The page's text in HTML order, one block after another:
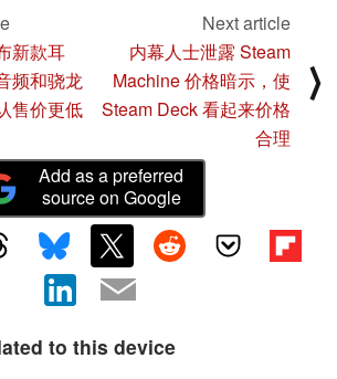
新款耳
频和骁龙
售价更低
Next article
内幕人士泄露 Steam
Machine 价格暗示，使
Steam Deck 看起来价格
合理
⟩
Add as a preferred
source on Google
to this device